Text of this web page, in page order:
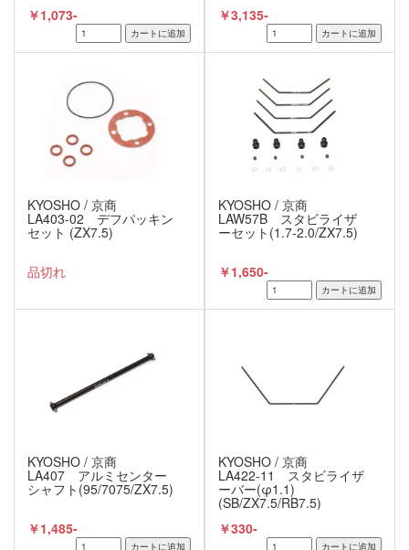
￥1,073-
￥3,135-
KYOSHO / 京商
LA403-02 デフパッキン
セット (ZX7.5)
品切れ
KYOSHO / 京商
LAW57B スタビライザ
ーセット(1.7-2.0/ZX7.5)
￥1,650-
KYOSHO / 京商
LA407 アルミセンター
シャフト(95/7075/ZX7.5)
￥1,485-
KYOSHO / 京商
LA422-11 スタビライザ
ーバー(φ1.1)
(SB/ZX7.5/RB7.5)
￥330-